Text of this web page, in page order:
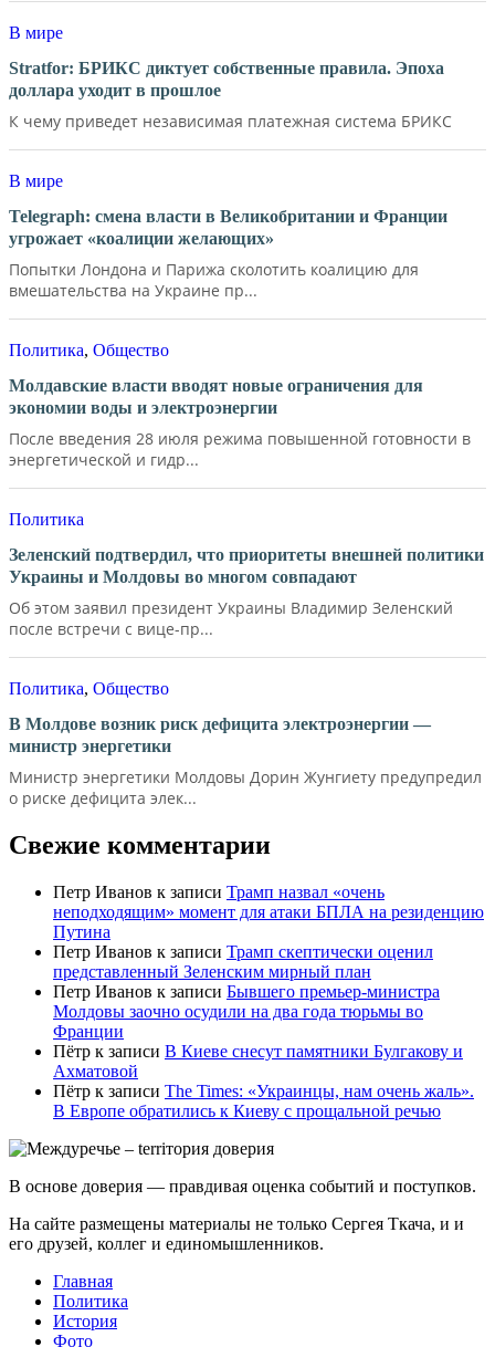
В мире
Stratfor: БРИКС диктует собственные правила. Эпоха
доллара уходит в прошлое
К чему приведет независимая платежная система БРИКС
В мире
Telegraph: смена власти в Великобритании и Франции
угрожает «коалиции желающих»
Попытки Лондона и Парижа сколотить коалицию для
вмешательства на Украине пр...
Политика, Общество
Молдавские власти вводят новые ограничения для
экономии воды и электроэнергии
После введения 28 июля режима повышенной готовности в
энергетической и гидр...
Политика
Зеленский подтвердил, что приоритеты внешней политики
Украины и Молдовы во многом совпадают
Об этом заявил президент Украины Владимир Зеленский
после встречи с вице-пр...
Политика, Общество
В Молдове возник риск дефицита электроэнергии —
министр энергетики
Министр энергетики Молдовы Дорин Жунгиету предупредил
о риске дефицита элек...
Свежие комментарии
Петр Иванов к записи Трамп назвал «очень
неподходящим» момент для атаки БПЛА на резиденцию
Путина
Петр Иванов к записи Трамп скептически оценил
представленный Зеленским мирный план
Петр Иванов к записи Бывшего премьер-министра
Молдовы заочно осудили на два года тюрьмы во
Франции
Пётр к записи В Киеве снесут памятники Булгакову и
Ахматовой
Пётр к записи Тhe Times: «Украинцы, нам очень жаль».
В Европе обратились к Киеву с прощальной речью
В основе доверия — правдивая оценка событий и поступков.
На сайте размещены материалы не только Сергея Ткача, и и
его друзей, коллег и единомышленников.
Главная
Политика
История
Фото